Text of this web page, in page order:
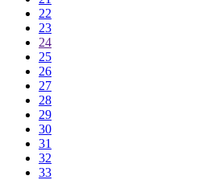
22
23
24
25
26
27
28
29
30
31
32
33